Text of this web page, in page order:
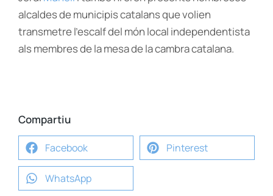
alcaldes de municipis catalans que volien
transmetre l’escalf del món local independentista
als membres de la mesa de la cambra catalana.
Compartiu
Facebook Pinterest
WhatsApp